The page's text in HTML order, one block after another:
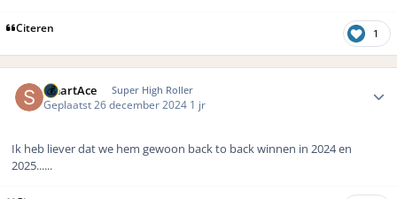
Citeren 1
SmartAce Super High Roller
Geplaatst 26 december 2024 1 jr
Ik heb liever dat we hem gewoon back to back winnen in 2024 en
2025......